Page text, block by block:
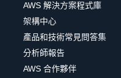
AWS 解決方案程式庫
架構中心
產品和技術常見問答集
分析師報告
AWS 合作夥伴